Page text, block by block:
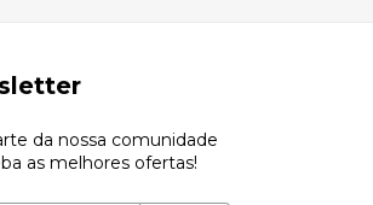
da nossa comunidade
as melhores ofertas!